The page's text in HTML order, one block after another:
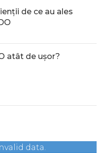
de ce au ales
atât de ușor?
data.